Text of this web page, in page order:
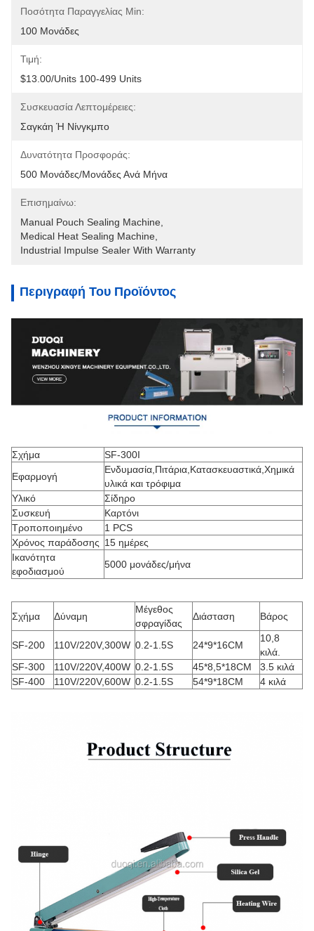
Ποσότητα Παραγγελίας Min:
100 Μονάδες
Τιμή:
$13.00/units 100-499 Units
Συσκευασία Λεπτομέρειες:
Σαγκάη Ή Νίνγκμπο
Δυνατότητα Προσφοράς:
500 Μονάδες/μονάδες Ανά Μήνα
Επισημαίνω:
Manual Pouch Sealing Machine
Medical Heat Sealing Machine
Industrial Impulse Sealer With Warranty
Περιγραφή Του Προϊόντος
Σχήμα
SF-300I
Εφαρμογή
Ενδυμασία,Πιτάρια,Κατασκευαστικά,Χημικά
υλικά και τρόφιμα
Υλικό
Σίδηρο
Συσκευή
Καρτόνι
Τροποποιημένο
1 PCS
Χρόνος παράδοσης 15 ημέρες
Ικανότητα
εφοδιασμού
5000 μονάδες/μήνα
Σχήμα Δύναμη
Μέγεθος
σφραγίδας
Διάσταση Βάρος
SF-200 110V/220V,300W 0.2-1.5S 24*9*16CM
10,8
κιλά.
SF-300
110V/220V,400W 0.2-1.5S 45*8,5*18CM
3.5 κιλά
SF-400
110V/220V,600W 0.2-1.5S 54*9*18CM 4 κιλά